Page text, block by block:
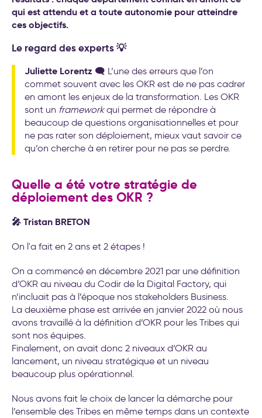
qui est attendu et a toute autonomie pour atteindre
ces objectifs.
Le regard des experts 💡
Juliette Lorentz 🗨️ L’une des erreurs que l’on
commet souvent avec les OKR est de ne pas cadrer
en amont les enjeux de la transformation. Les OKR
sont un frameworkqui permet de répondre à
beaucoup de questions organisationnelles et pour
ne pas rater son déploiement, mieux vaut savoir ce
qu’on cherche à en retirer pour ne pas se perdre.
Quelle a été votre stratégie de
déploiement des OKR ?
🎤 Tristan BRETON
On l'a fait en 2 ans et 2 étapes !
On a commencé en décembre 2021 par une définition
d’OKR au niveau du Codir de la Digital Factory, qui
n’incluait pas à l’époque nos stakeholders Business.
La deuxième phase est arrivée en janvier 2022 où nous
avons travaillé à la définition d’OKR pour les Tribes qui
sont nos équipes.
Finalement, on avait donc 2 niveaux d’OKR au
lancement, un niveau stratégique et un niveau
beaucoup plus opérationnel.
Nous avons fait le choix de lancer la démarche pour
l’ensemble des Tribes en même temps dans un contexte